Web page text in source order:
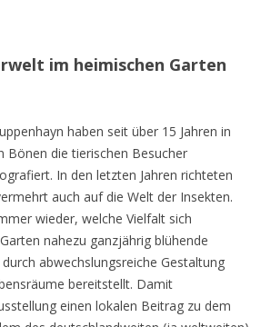
im heimischen Garten
haben seit über 15 Jahren in
Bönen die tierischen Besucher
In den letzten Jahren richteten
auch auf die Welt der Insekten.
wieder, welche Vielfalt sich
nahezu ganzjährig blühende
abwechslungsreiche Gestaltung
bereitstellt. Damit
einen lokalen Beitrag zu dem